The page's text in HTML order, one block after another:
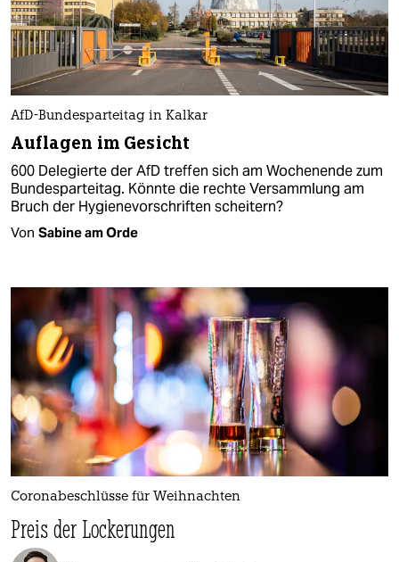
AfD-Bundesparteitag in Kalkar
Auflagen im Gesicht
600 Delegierte der AfD treffen sich am Wochenende zum
Bundesparteitag. Könnte die rechte Versammlung am
Bruch der Hygienevorschriften scheitern?
Von Sabine am Orde
Coronabeschlüsse für Weihnachten
Preis der Lockerungen